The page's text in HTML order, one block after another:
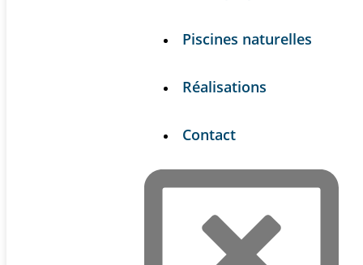
Piscines naturelles
Réalisations
Contact